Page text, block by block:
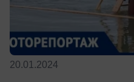
20.01.2024